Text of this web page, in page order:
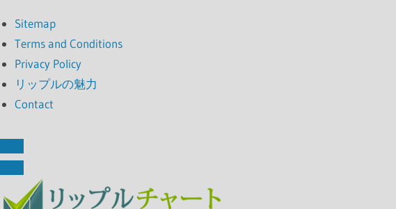
Sitemap
Terms and Conditions
Privacy Policy
リップルの魅力
Contact